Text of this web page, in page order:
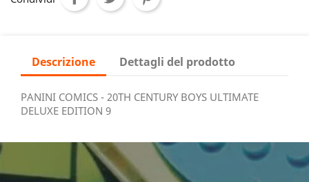
Descrizione Dettagli del prodotto
PANINI COMICS - 20TH CENTURY BOYS ULTIMATE
DELUXE EDITION 9